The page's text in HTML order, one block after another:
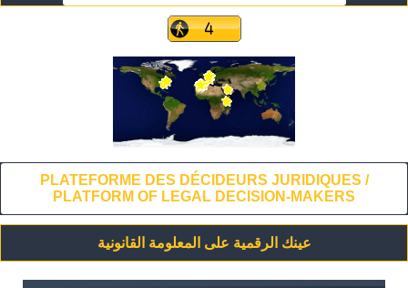
PLATEFORME DES DÉCIDEURS JURIDIQUES /
PLATFORM OF LEGAL DECISION-MAKERS
عينك الرقمية على المعلومة القانونية